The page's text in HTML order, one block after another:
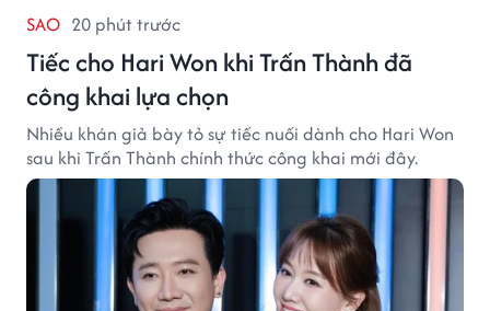
SAO 20 phút trước
Tiếc cho Hari Won khi Trấn Thành đã
công khai lựa chọn
Nhiều khán giả bày tỏ sự tiếc nuối dành cho Hari Won
sau khi Trấn Thành chính thức công khai mới đây.